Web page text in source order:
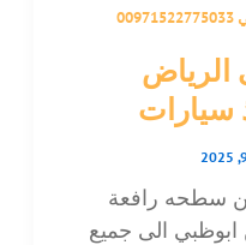
سطحه رافعة
الى جميع